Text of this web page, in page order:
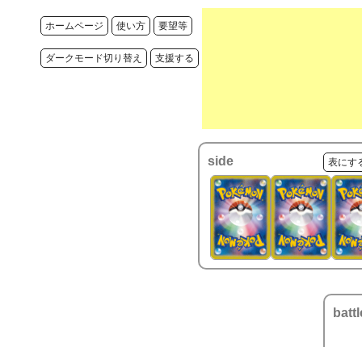
ホームページ 使い方 要望等
ダークモード切り替え 支援する
side 表にす